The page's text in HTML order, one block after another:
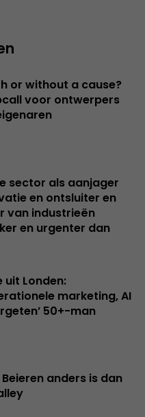
or without a cause?
voor ontwerpers
sector als aanjager
en ontsluiter en
van industrieën
en urgenter dan
uit Londen:
marketing, AI
50+-man
anders is dan